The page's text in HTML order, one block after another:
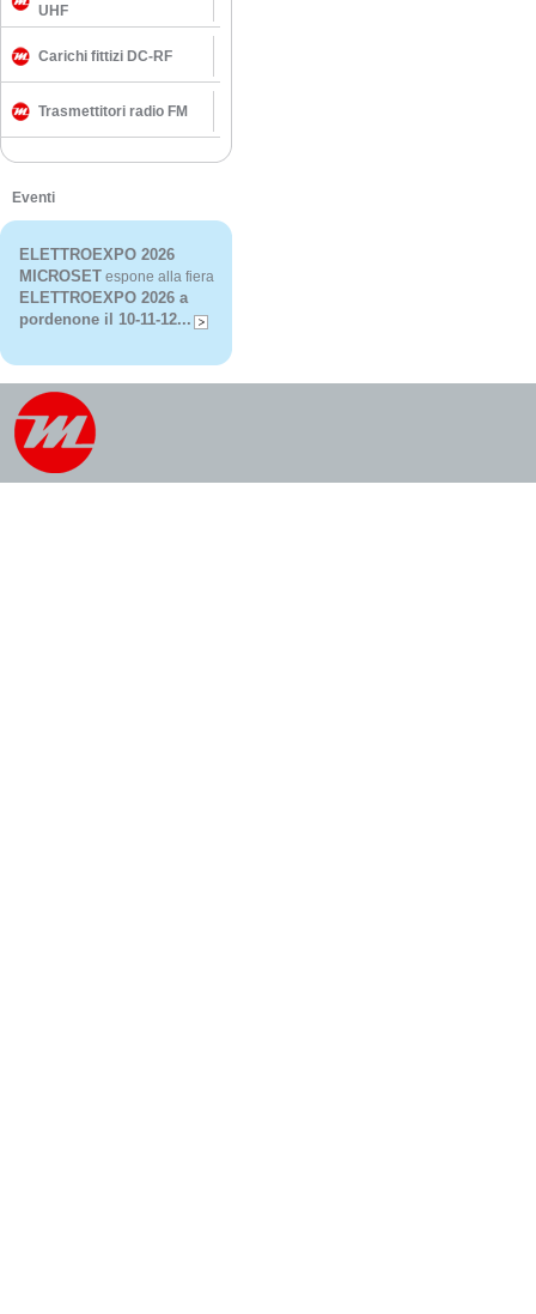
UHF
Carichi fittizi DC-RF
Trasmettitori radio FM
Eventi
ELETTROEXPO 2026
MICROSET espone alla fiera
ELETTROEXPO 2026 a
pordenone il 10-11-12...